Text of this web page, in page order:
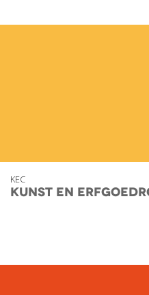
KEC
Kunst en